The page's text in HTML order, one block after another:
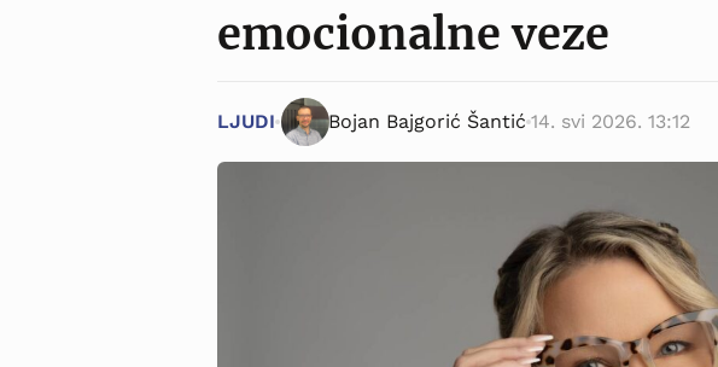
emocionalne veze
LJUDI Bojan Bajgorić Šantić 14. svi 2026. 13:12